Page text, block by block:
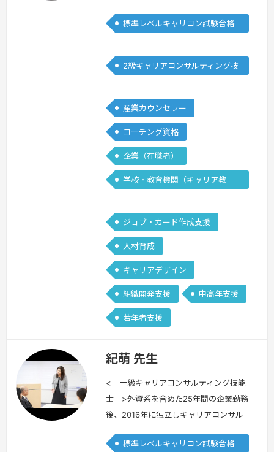
(在職者)で人材育成、キャリア支援室の
育の講師も行っています。資格取得を目
指している方は、皆さんそれぞれに持ち
わり方を一緒に考えていきましょう！キ
ャリア支援や研修の例として、新入社員
研修… 続きを見る »
標準レベルキャリコン試験合格
2級キャリアコンサルティング技
産業カウンセラー
コーチング資格
企業（在職者）
学校・教育機関（キャリア教
ジョブ・カード作成支援
人材育成
キャリアデザイン
組織開発支援 中高年支援
若年者支援
紀萌 先生
< 一級キャリアコンサルティング技能
士 >外資系を含めた25年間の企業勤務
後、2016年に独立しキャリアコンサル
業、企業研修、高校生/大学生からシニ
標準レベルキャリコン試験合格